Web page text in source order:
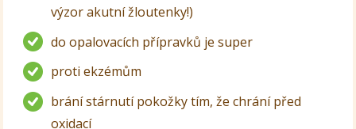
výzor akutní žloutenky!)
do opalovacích přípravků je super
proti ekzémům
brání stárnutí pokožky tím, že chrání před
oxidací